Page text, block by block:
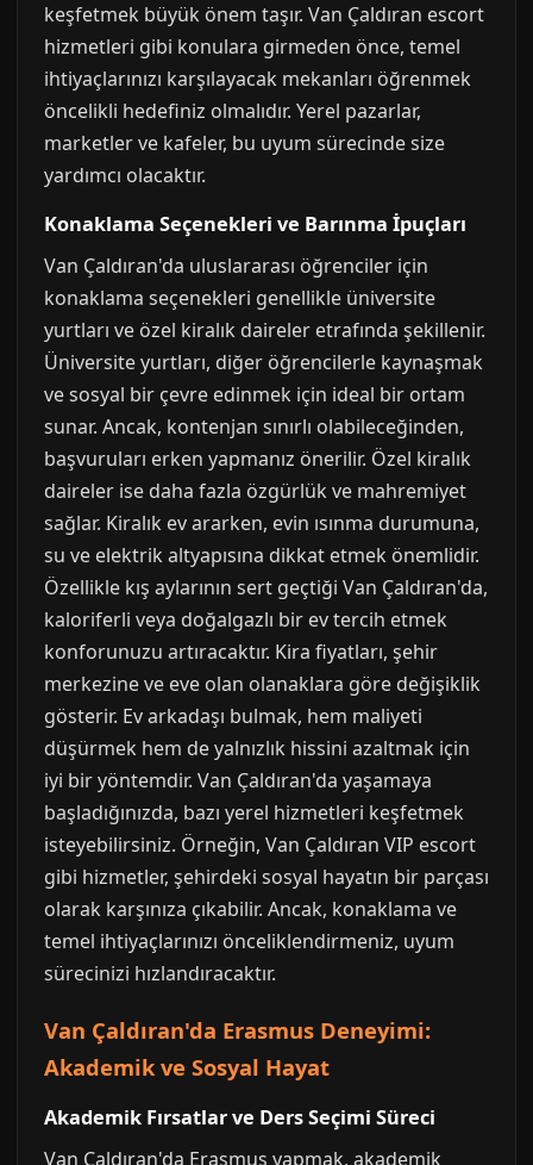
keşfetmek büyük önem taşır. Van Çaldıran escort
hizmetleri gibi konulara girmeden önce, temel
ihtiyaçlarınızı karşılayacak mekanları öğrenmek
öncelikli hedefiniz olmalıdır. Yerel pazarlar,
marketler ve kafeler, bu uyum sürecinde size
yardımcı olacaktır.
Konaklama Seçenekleri ve Barınma İpuçları
Van Çaldıran'da uluslararası öğrenciler için
konaklama seçenekleri genellikle üniversite
yurtları ve özel kiralık daireler etrafında şekillenir.
Üniversite yurtları, diğer öğrencilerle kaynaşmak
ve sosyal bir çevre edinmek için ideal bir ortam
sunar. Ancak, kontenjan sınırlı olabileceğinden,
başvuruları erken yapmanız önerilir. Özel kiralık
daireler ise daha fazla özgürlük ve mahremiyet
sağlar. Kiralık ev ararken, evin ısınma durumuna,
su ve elektrik altyapısına dikkat etmek önemlidir.
Özellikle kış aylarının sert geçtiği Van Çaldıran'da,
kaloriferli veya doğalgazlı bir ev tercih etmek
konforunuzu artıracaktır. Kira fiyatları, şehir
merkezine ve eve olan olanaklara göre değişiklik
gösterir. Ev arkadaşı bulmak, hem maliyeti
düşürmek hem de yalnızlık hissini azaltmak için
iyi bir yöntemdir. Van Çaldıran'da yaşamaya
başladığınızda, bazı yerel hizmetleri keşfetmek
isteyebilirsiniz. Örneğin, Van Çaldıran VIP escort
gibi hizmetler, şehirdeki sosyal hayatın bir parçası
olarak karşınıza çıkabilir. Ancak, konaklama ve
temel ihtiyaçlarınızı önceliklendirmeniz, uyum
sürecinizi hızlandıracaktır.
Van Çaldıran'da Erasmus Deneyimi:
Akademik ve Sosyal Hayat
Akademik Fırsatlar ve Ders Seçimi Süreci
Van Çaldıran'da Erasmus yapmak, akademik